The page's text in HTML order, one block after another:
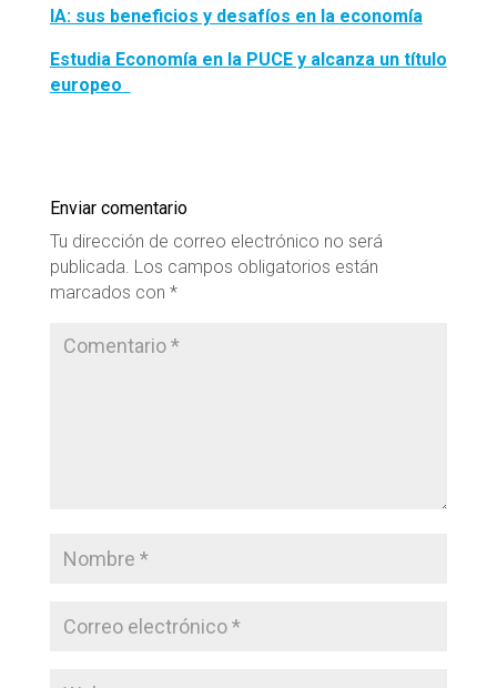
IA: sus beneficios y desafíos en la economía
Estudia Economía en la PUCE y alcanza un título
europeo
Enviar comentario
Tu dirección de correo electrónico no será
publicada. Los campos obligatorios están
marcados con *